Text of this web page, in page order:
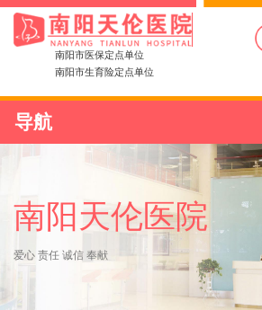
南阳市医保定点单位
南阳市生育险定点单位
导航
南阳天伦医院
爱心 责任 诚信 奉献